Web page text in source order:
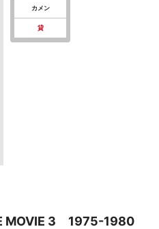
カメン
貸
MOVIE 3 1975-1980